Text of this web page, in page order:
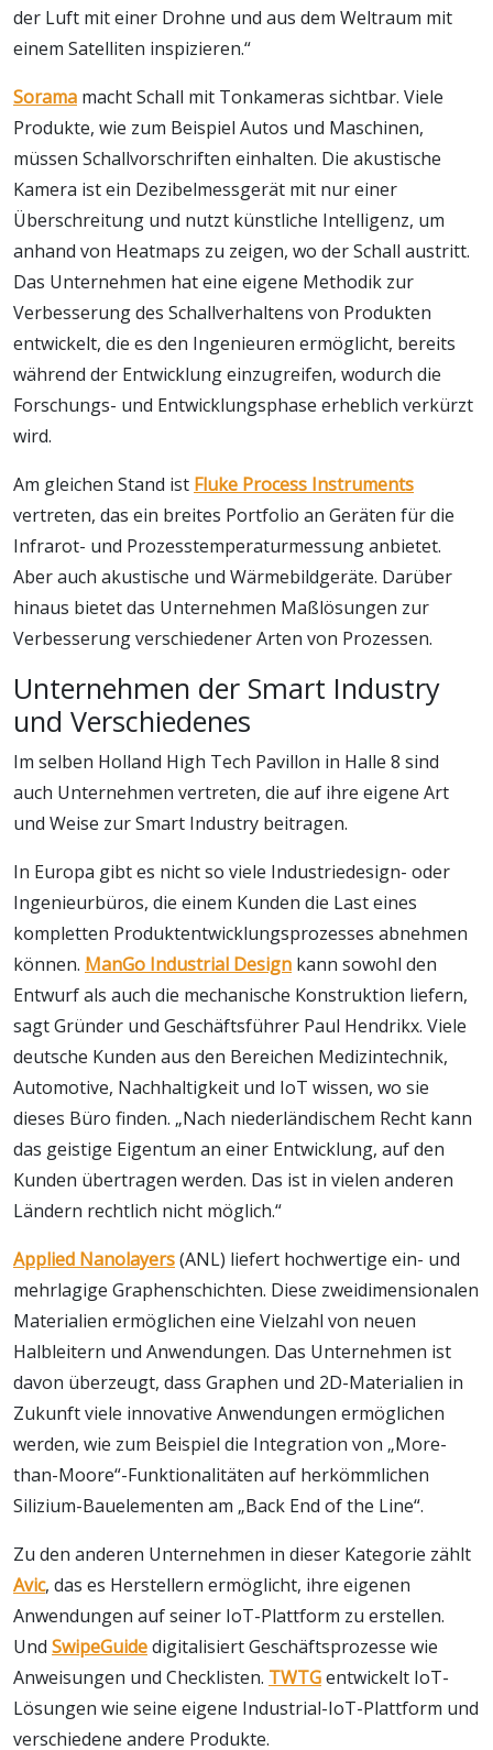
der Luft mit einer Drohne und aus dem Weltraum mit
einem Satelliten inspizieren.“
Sorama macht Schall mit Tonkameras sichtbar. Viele
Produkte, wie zum Beispiel Autos und Maschinen,
müssen Schallvorschriften einhalten. Die akustische
Kamera ist ein Dezibelmessgerät mit nur einer
Überschreitung und nutzt künstliche Intelligenz, um
anhand von Heatmaps zu zeigen, wo der Schall austritt.
Das Unternehmen hat eine eigene Methodik zur
Verbesserung des Schallverhaltens von Produkten
entwickelt, die es den Ingenieuren ermöglicht, bereits
während der Entwicklung einzugreifen, wodurch die
Forschungs- und Entwicklungsphase erheblich verkürzt
wird.
Am gleichen Stand ist Fluke Process Instruments
vertreten, das ein breites Portfolio an Geräten für die
Infrarot- und Prozesstemperaturmessung anbietet.
Aber auch akustische und Wärmebildgeräte. Darüber
hinaus bietet das Unternehmen Maßlösungen zur
Verbesserung verschiedener Arten von Prozessen.
Unternehmen der Smart Industry
und Verschiedenes
Im selben Holland High Tech Pavillon in Halle 8 sind
auch Unternehmen vertreten, die auf ihre eigene Art
und Weise zur Smart Industry beitragen.
In Europa gibt es nicht so viele Industriedesign- oder
Ingenieurbüros, die einem Kunden die Last eines
kompletten Produktentwicklungsprozesses abnehmen
können. ManGo Industrial Design kann sowohl den
Entwurf als auch die mechanische Konstruktion liefern,
sagt Gründer und Geschäftsführer Paul Hendrikx. Viele
deutsche Kunden aus den Bereichen Medizintechnik,
Automotive, Nachhaltigkeit und IoT wissen, wo sie
dieses Büro finden. „Nach niederländischem Recht kann
das geistige Eigentum an einer Entwicklung, auf den
Kunden übertragen werden. Das ist in vielen anderen
Ländern rechtlich nicht möglich.“
Applied Nanolayers(ANL) liefert hochwertige ein- und
mehrlagige Graphenschichten. Diese zweidimensionalen
Materialien ermöglichen eine Vielzahl von neuen
Halbleitern und Anwendungen. Das Unternehmen ist
davon überzeugt, dass Graphen und 2D-Materialien in
Zukunft viele innovative Anwendungen ermöglichen
werden, wie zum Beispiel die Integration von „More-
than-Moore“-Funktionalitäten auf herkömmlichen
Silizium-Bauelementen am „Back End of the Line“.
Zu den anderen Unternehmen in dieser Kategorie zählt
Avic, das es Herstellern ermöglicht, ihre eigenen
Anwendungen auf seiner IoT-Plattform zu erstellen.
Und SwipeGuidedigitalisiert Geschäftsprozesse wie
Anweisungen und Checklisten. TWTGentwickelt IoT-
Lösungen wie seine eigene Industrial-IoT-Plattform und
verschiedene andere Produkte.